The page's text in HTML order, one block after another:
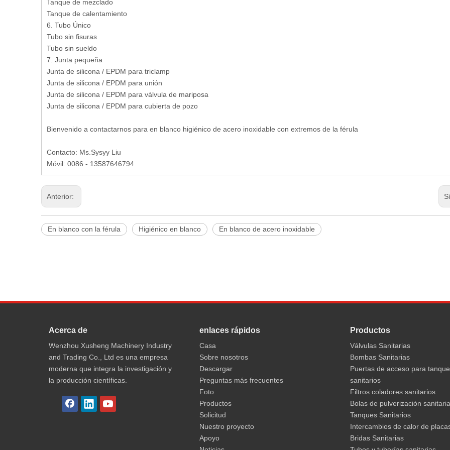
Tanque de mezclado
Tanque de calentamiento
6. Tubo Único
Tubo sin fisuras
Tubo sin sueldo
7. Junta pequeña
Junta de silicona / EPDM para triclamp
Junta de silicona / EPDM para unión
Junta de silicona / EPDM para válvula de mariposa
Junta de silicona / EPDM para cubierta de pozo
Bienvenido a contactarnos para en blanco higiénico de acero inoxidable con extremos de la férula
Contacto: Ms.Sysyy Liu
Móvil: 0086 - 13587646794
Anterior:
En blanco con la férula Higiénico en blanco En blanco de acero inoxidable
Acerca de
Wenzhou Xusheng Machinery Industry
and Trading Co., Ltd es una empresa
moderna que integra la investigación y
la producción científicas.
enlaces rápidos
Casa
Sobre nosotros
Descargar
Preguntas más frecuentes
Foto
Productos
Solicitud
Nuestro proyecto
Apoyo
Productos
Válvulas Sanitarias
Bombas Sanitarias
Puertas de acceso para
sanitarios
Filtros coladores sanitarios
Bolas de pulverización
Tanques Sanitarios
Intercambios de calor de
Bridas Sanitarias